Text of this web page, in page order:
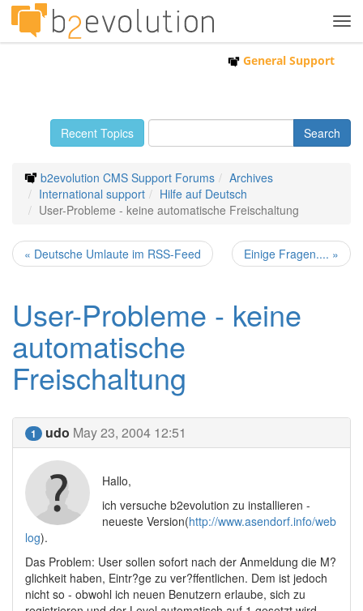
General Support
Recent Topics
b2evolution CMS Support Forums
Archives
International support
Hilfe auf Deutsch
User-Probleme - keine automatische Freischaltung
« Deutsche Umlaute im RSS-Feed Einige Fragen.... »
User-Probleme - keine
automatische
Freischaltung
1 udo May 23, 2004 12:51
Hallo,
ich versuche b2evolution zu installieren -
neueste Version(http://www.asendorf.info/web
log).
Das Problem: User sollen sofort nach der Anmeldung die M?
glichkeit haben, Eintr?ge zu ver?ffentlichen. Dem ist jedoch
nicht so - obwohl ich neuen Benutzern erlaube, sich zu